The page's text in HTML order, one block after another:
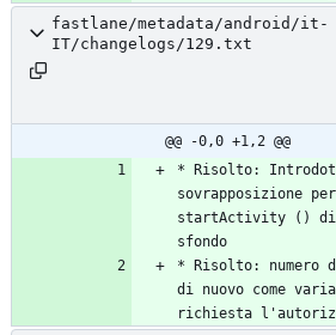
fastlane/metadata/android/it-
IT/changelogs/129.txt
@@ -0,0 +1,2 @@
* Risolto:
sovrapposizione
startActivity () di
* Risolto: numero
di nuovo come
richiesta